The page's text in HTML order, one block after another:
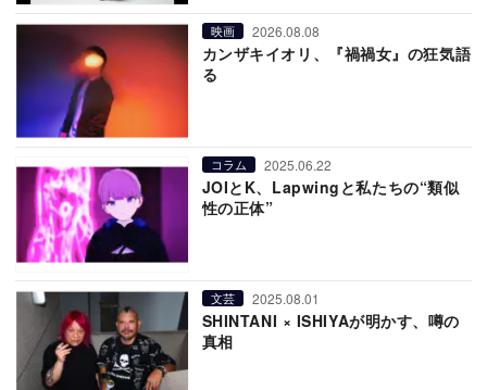
映画 2026.08.08
カンザキイオリ、『禍禍女』の狂気語
る
コラム 2025.06.22
JOIとK、Lapwingと私たちの“類似
性の正体”
文芸 2025.08.01
SHINTANI × ISHIYAが明かす、噂の
真相